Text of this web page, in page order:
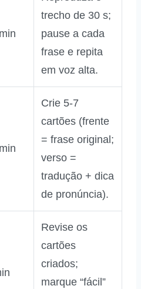
trecho de 30 s;
pause a cada
frase e repita
em voz alta.
Crie 5‑7
cartões (frente
= frase original;
verso =
tradução + dica
de pronúncia).
Revise os
cartões
criados;
marque “fácil”